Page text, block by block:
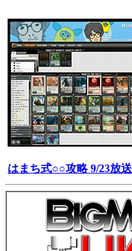
はまち式○○攻略 9/23放送